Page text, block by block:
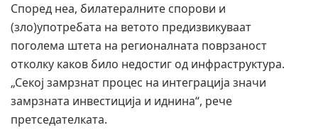
Според неа, билатералните спорови и
(зло)употребата на ветото предизвикуваат
поголема штета на регионалната поврзаност
отколку каков било недостиг од инфраструктура.
„Секој замрзнат процес на интеграција значи
замрзната инвестиција и иднина“, рече
претседателката.